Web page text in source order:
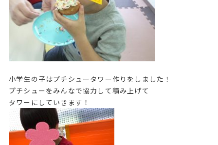
小学生の子はプチシュータワー作りをしました！
プチシューをみんなで協力して積み上げて
タワーにしていきます！